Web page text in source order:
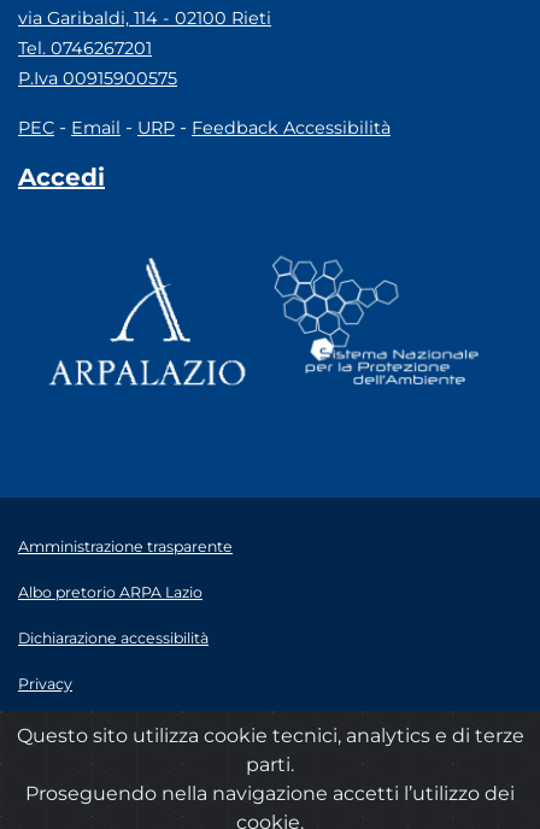
via Garibaldi, 114 - 02100 Rieti
Tel. 0746267201
P.Iva 00915900575
PEC - Email - URP - Feedback Accessibilità
Accedi
Amministrazione trasparente
Albo pretorio ARPA Lazio
Dichiarazione accessibilità
Privacy
Note legali
© 2020 ARPA Lazio - P.Iva 00915900575
Questo sito utilizza cookie tecnici, analytics e di terze
parti.
Proseguendo nella navigazione accetti l’utilizzo dei
cookie.